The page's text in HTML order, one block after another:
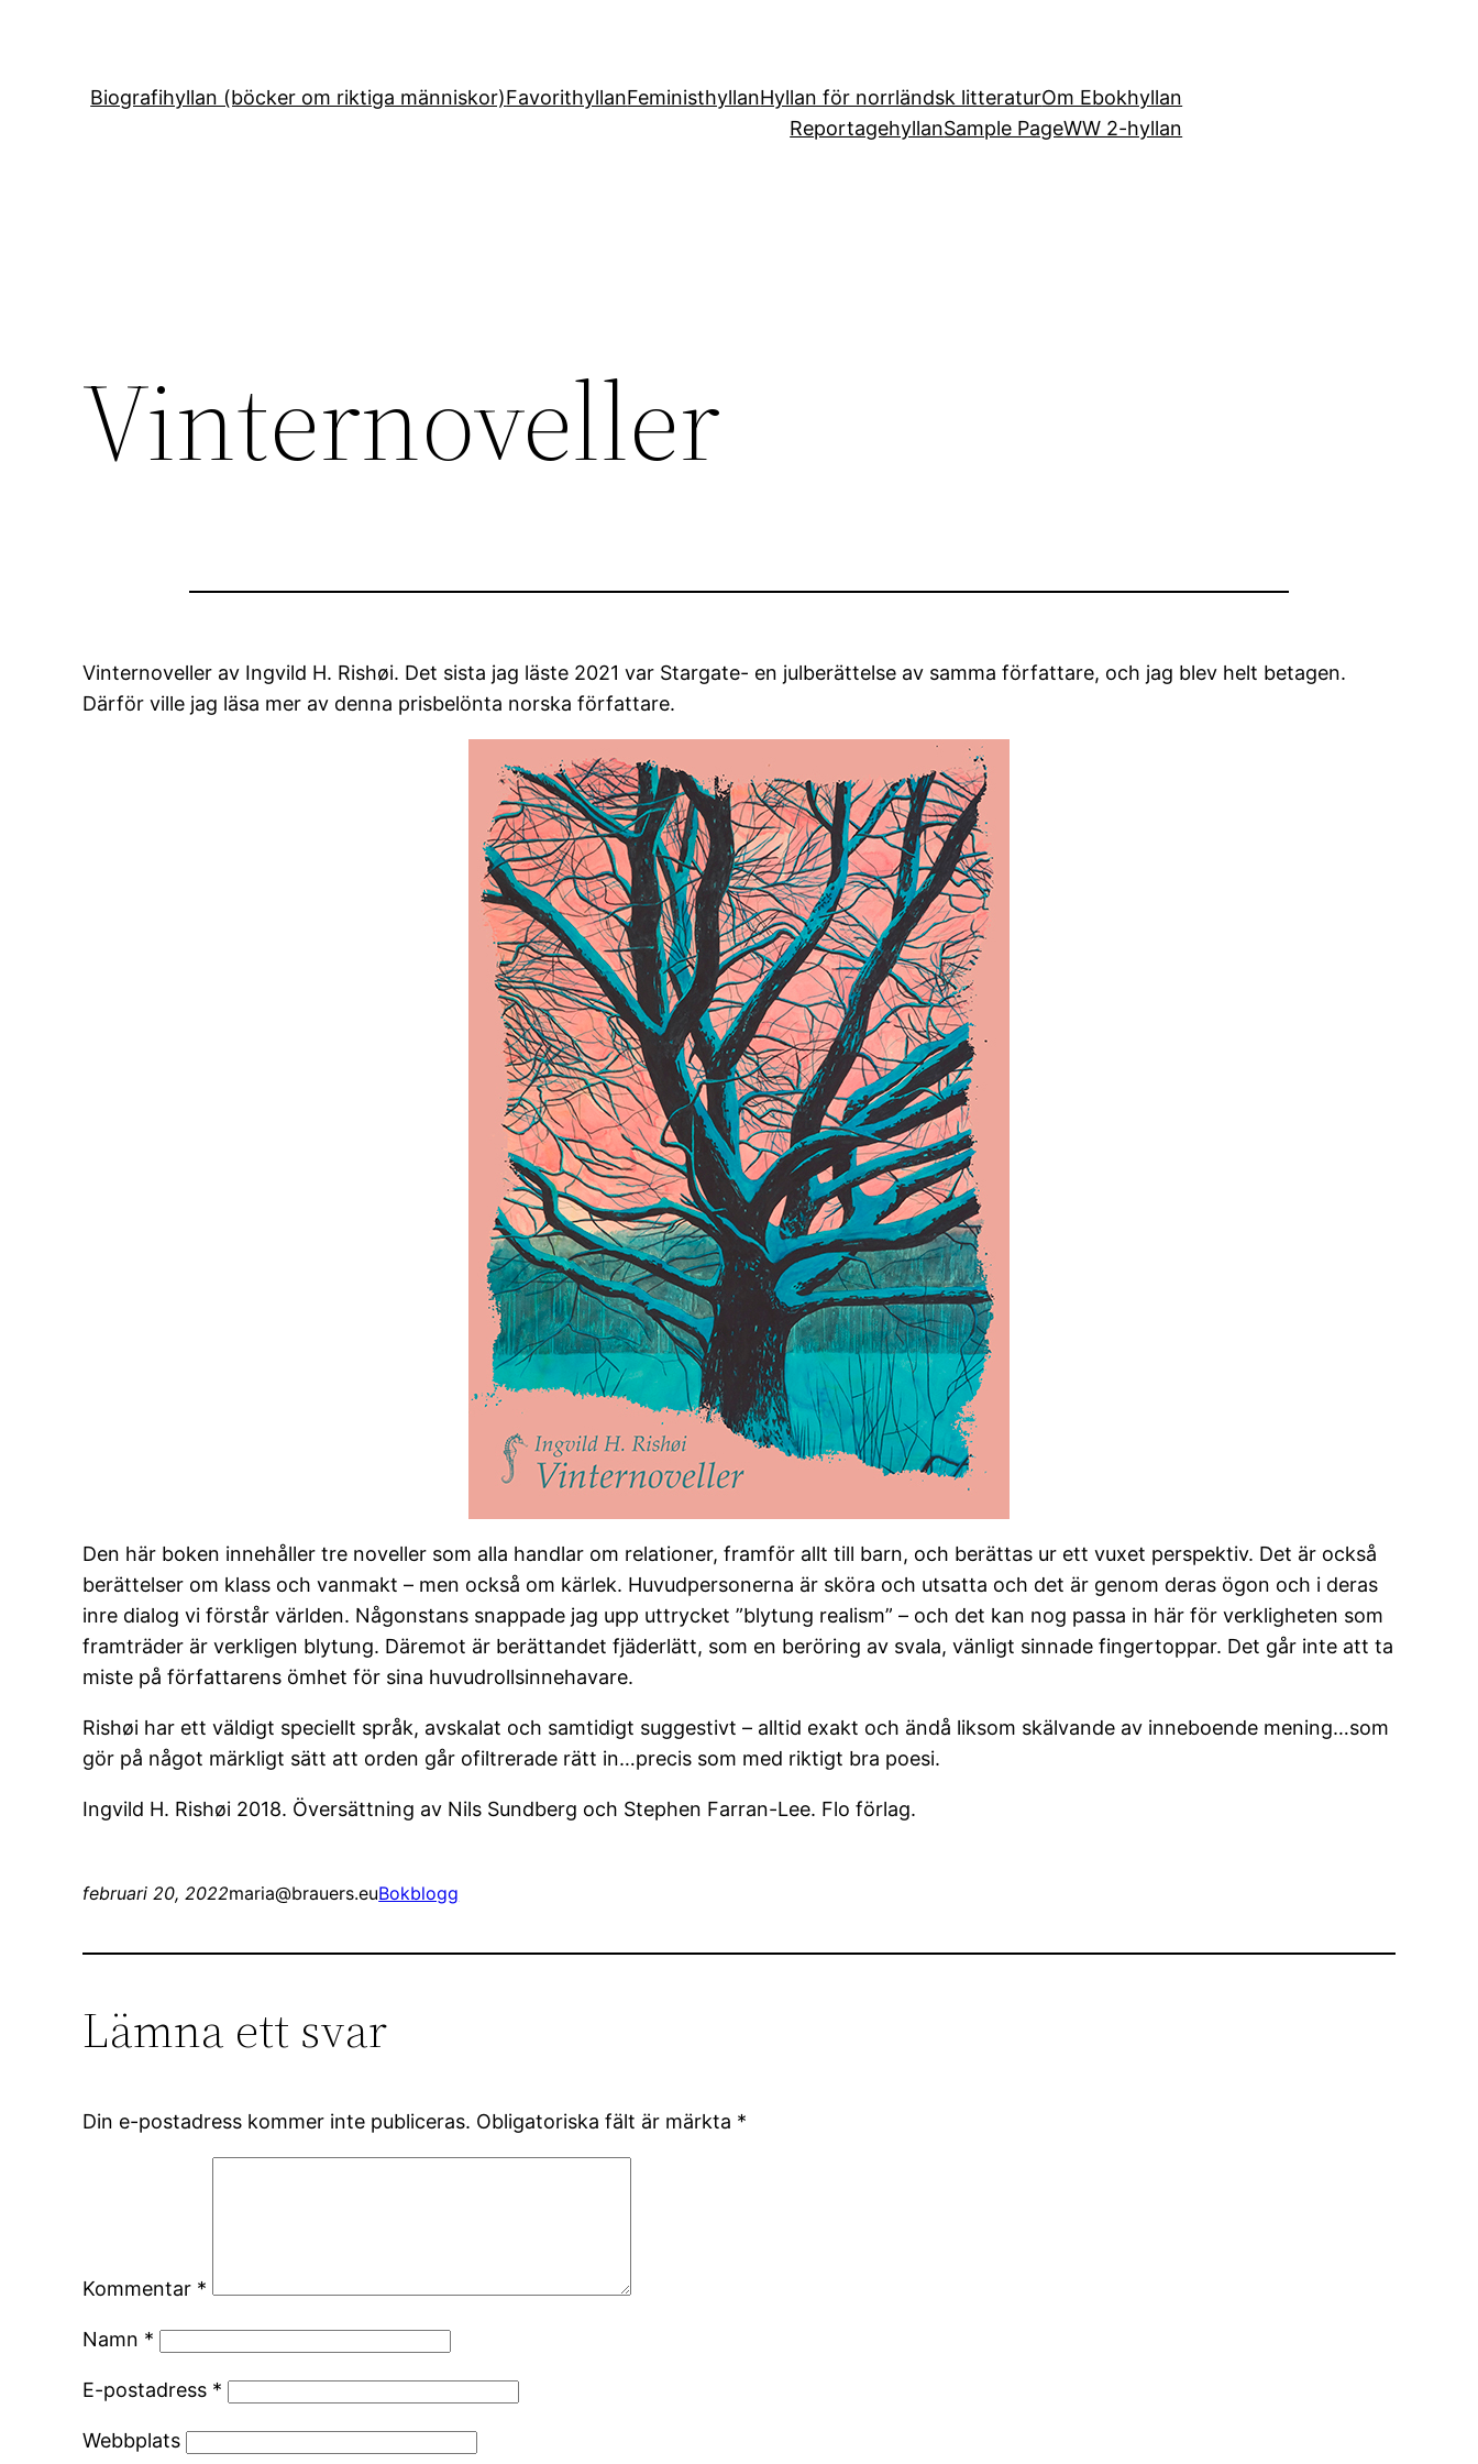
Biografihyllan (böcker om riktiga människor)FavorithyllanFeministhyllanHyllan för norrländsk litteraturOm Ebokhyllan
ReportagehyllanSample PageWW 2-hyllan
Vinternoveller
Vinternoveller av Ingvild H. Rishøi. Det sista jag läste 2021 var Stargate- en julberättelse av samma författare, och jag blev helt betagen.
Därför ville jag läsa mer av denna prisbelönta norska författare.
Den här boken innehåller tre noveller som alla handlar om relationer, framför allt till barn, och berättas ur ett vuxet perspektiv. Det är också
berättelser om klass och vanmakt – men också om kärlek. Huvudpersonerna är sköra och utsatta och det är genom deras ögon och i deras
inre dialog vi förstår världen. Någonstans snappade jag upp uttrycket ”blytung realism” – och det kan nog passa in här för verkligheten som
framträder är verkligen blytung. Däremot är berättandet fjäderlätt, som en beröring av svala, vänligt sinnade fingertoppar. Det går inte att ta
miste på författarens ömhet för sina huvudrollsinnehavare.
Rishøi har ett väldigt speciellt språk, avskalat och samtidigt suggestivt – alltid exakt och ändå liksom skälvande av inneboende mening…som
gör på något märkligt sätt att orden går ofiltrerade rätt in…precis som med riktigt bra poesi.
Ingvild H. Rishøi 2018. Översättning av Nils Sundberg och Stephen Farran-Lee. Flo förlag.
februari 20, 2022maria@brauers.euBokblogg
Lämna ett svar
Din e-postadress kommer inte publiceras. Obligatoriska fält är märkta *
Kommentar *
Namn *
E-postadress *
Webbplats